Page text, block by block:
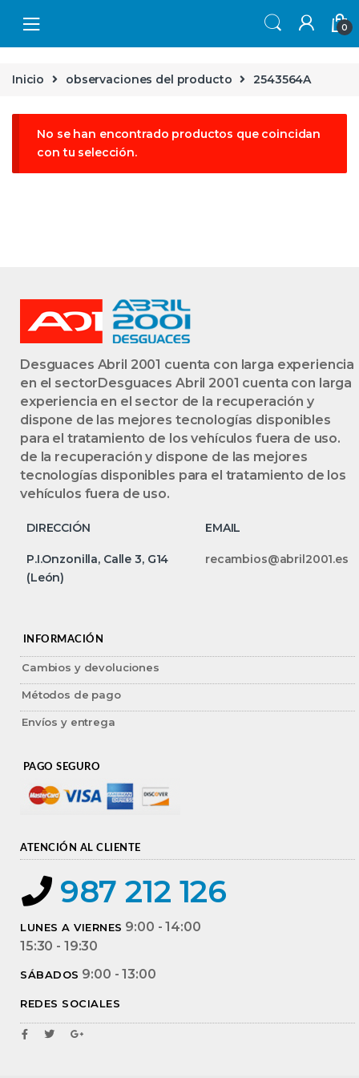
0
Inicio observaciones del producto 2543564A
No se han encontrado productos que coincidan
con tu selección.
Desguaces Abril 2001 cuenta con larga experiencia
en el sectorDesguaces Abril 2001 cuenta con larga
experiencia en el sector de la recuperación y
dispone de las mejores tecnologías disponibles
para el tratamiento de los vehículos fuera de uso.
de la recuperación y dispone de las mejores
tecnologías disponibles para el tratamiento de los
vehículos fuera de uso.
DIRECCIÓN EMAIL
P.I.Onzonilla, Calle 3, G14
(León)
recambios@abril2001.es
INFORMACIÓN
Cambios y devoluciones
Métodos de pago
Envíos y entrega
PAGO SEGURO
ATENCIÓN AL CLIENTE
987 212 126
LUNES A VIERNES 9:00 - 14:00
15:30 - 19:30
SÁBADOS 9:00 - 13:00
REDES SOCIALES